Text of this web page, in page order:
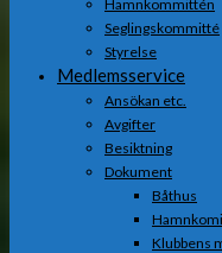
Hamnkommittén
Seglingskommitté
Styrelse
Medlemsservice
Ansökan etc.
Avgifter
Besiktning
Dokument
Båthus
Klubbens